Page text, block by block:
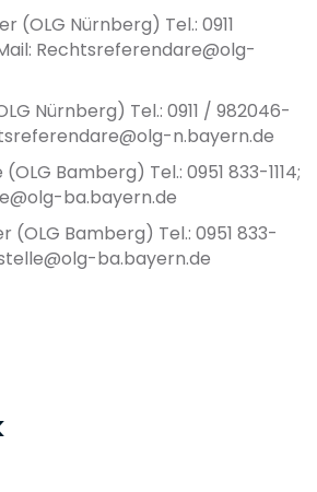
(OLG Nürnberg) Tel.: 0911
Rechtsreferendare@olg-
Nürnberg) Tel.: 0911 / 982046-
n.bayern.de
Bamberg) Tel.: 0951 833-1114;
ba.bayern.de
(OLG Bamberg) Tel.: 0951 833-
ba.bayern.de